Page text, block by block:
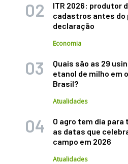
ITR 2026: produtor
cadastros antes do
declaração
Economia
Quais são as 29
etanol de milho em
Brasil?
Atualidades
O agro tem dia para
as datas que
campo em 2026
Atualidades